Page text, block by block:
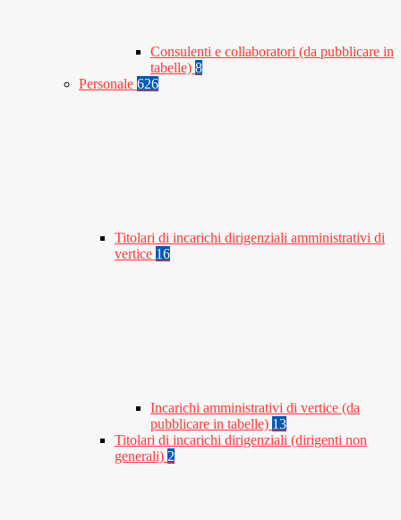
Consulenti e collaboratori (da pubblicare in
tabelle) 8
Personale 626
Titolari di incarichi dirigenziali amministrativi di
vertice 16
Incarichi amministrativi di vertice (da
pubblicare in tabelle) 13
Titolari di incarichi dirigenziali (dirigenti non
generali) 2